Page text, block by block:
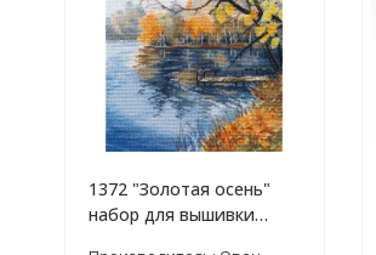
1372 "Золотая осень"
набор для вышивки